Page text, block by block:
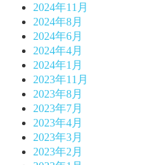
2024年11月
2024年8月
2024年6月
2024年4月
2024年1月
2023年11月
2023年8月
2023年7月
2023年4月
2023年3月
2023年2月